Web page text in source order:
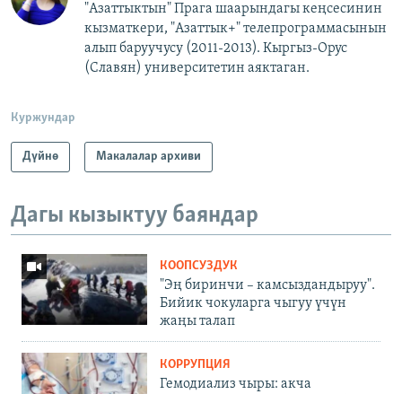
"Азаттыктын" Прага шаарындагы кеңсесинин
кызматкери, "Азаттык+" телепрограммасынын
алып баруучусу (2011-2013). Кыргыз-Орус
(Славян) университетин аяктаган.
Куржундар
Дүйнө Макалалар архиви
Дагы кызыктуу баяндар
КООПСУЗДУК
"Эң биринчи – камсыздандыруу".
Бийик чокуларга чыгуу үчүн
жаңы талап
КОРРУПЦИЯ
Гемодиализ чыры: акча